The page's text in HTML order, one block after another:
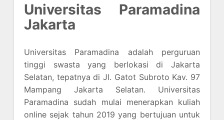
Universitas Paramadina
Jakarta
Universitas Paramadina adalah perguruan
tinggi swasta yang berlokasi di Jakarta
Selatan, tepatnya di Jl. Gatot Subroto Kav. 97
Mampang Jakarta Selatan. Universitas
Paramadina sudah mulai menerapkan kuliah
online sejak tahun 2019 yang bertujuan untuk